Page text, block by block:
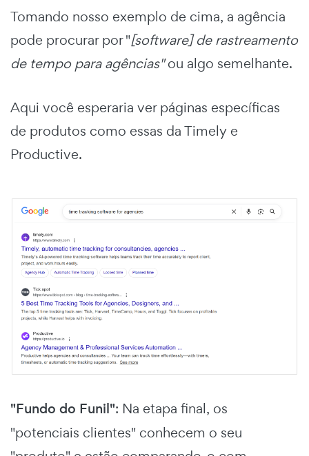
Tomando nosso exemplo de cima, a agência
pode procurar por "[software] de rastreamento
de tempo para agências"ou algo semelhante.
Aqui você esperaria ver páginas específicas
de produtos como essas da Timely e
Productive.
"Fundo do Funil": Na etapa final, os
"potenciais clientes" conhecem o seu